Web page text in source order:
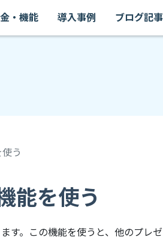
・機能 導入事例 ブログ記事
う
能を使う
す。この機能を使うと、他のプ